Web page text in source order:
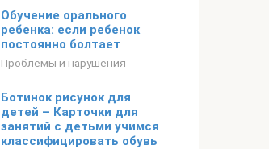
Обучение орального
ребенка: если ребенок
постоянно болтает
Проблемы и нарушения
Ботинок рисунок для
детей – Карточки для
занятий с детьми учимся
классифицировать обувь